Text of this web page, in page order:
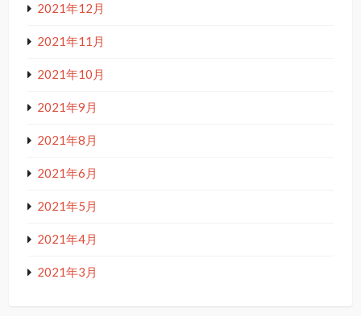
2021年12月
2021年11月
2021年10月
2021年9月
2021年8月
2021年6月
2021年5月
2021年4月
2021年3月